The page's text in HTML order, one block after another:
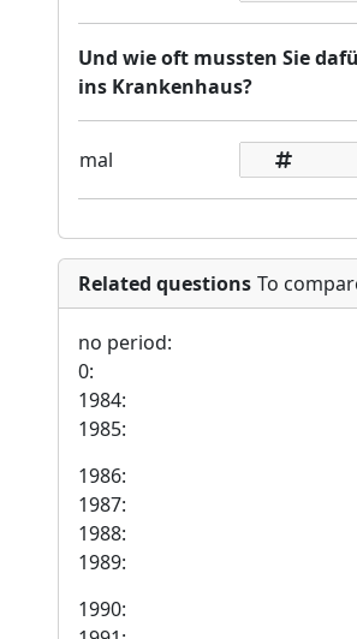
Und wie oft mussten Sie
ins Krankenhaus?
mal
Related questions To
no period:
0:
1984:
1985:
1986:
1987:
1988:
1989:
1990: